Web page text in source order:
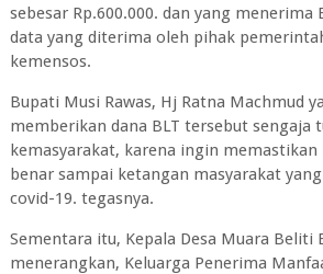
sebesar Rp.600.000. dan yang menerima
data yang diterima oleh pihak
kemensos.
Bupati Musi Rawas, Hj Ratna Machmud
memberikan dana BLT tersebut sengaja
kemasyarakat, karena ingin
benar sampai ketangan masyarakat
covid-19. tegasnya.
Sementara itu, Kepala Desa Muara Beliti
menerangkan, Keluarga Penerima